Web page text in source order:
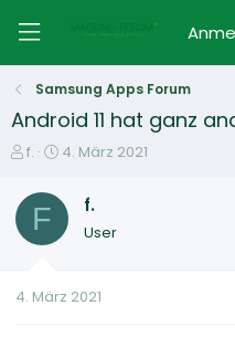
Samsung Apps Forum
Android 11 hat ganz
E
s
e
e
f.
E
e
t
4. März 2021
F f.
User
4. März 2021